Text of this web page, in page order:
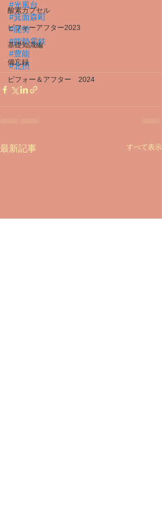
酸素カプセル
ビフォーアフター2023
基礎知識編
備忘録
ビフォー＆アフター 2024
#光風台
#箕面森町
#能勢
#能勢電鉄
#豊能
#北摂
最新記事 すべて表示